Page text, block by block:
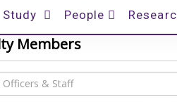
Study People
Members